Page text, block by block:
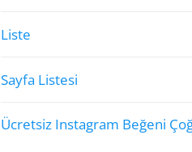
Liste
Sayfa Listesi
Ücretsiz Instagram Beğeni